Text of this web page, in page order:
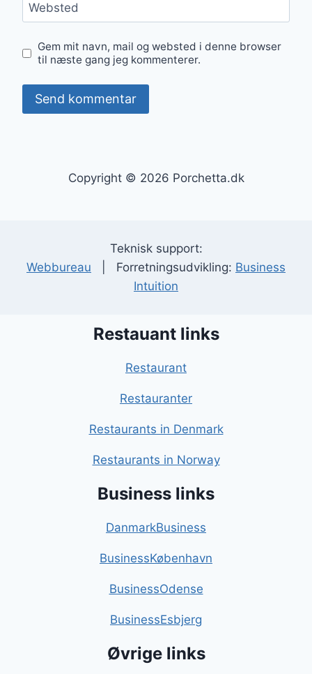
Websted
Gem mit navn, mail og websted i denne browser
til næste gang jeg kommenterer.
Copyright © 2026 Porchetta.dk
Teknisk support:
Webbureau | Forretningsudvikling: Business
Intuition
Restauant links
Restaurant
Restauranter
Restaurants in Denmark
Restaurants in Norway
Business links
DanmarkBusiness
BusinessKøbenhavn
BusinessOdense
BusinessEsbjerg
Øvrige links